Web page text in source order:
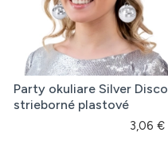
Party okuliare Silver Disco
strieborné plastové
3,06 €